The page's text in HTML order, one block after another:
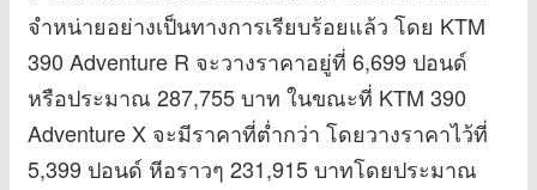
จำหน่ายอย่างเป็นทางการเรียบร้อยแล้ว โดย KTM
390 Adventure R จะวางราคาอยู่ที่ 6,699 ปอนด์
หรือประมาณ 287,755 บาท ในขณะที่ KTM 390
Adventure X จะมีราคาที่ต่ำกว่า โดยวางราคาไว้ที่
5,399 ปอนด์ หีอราวๆ 231,915 บาทโดยประมาณ